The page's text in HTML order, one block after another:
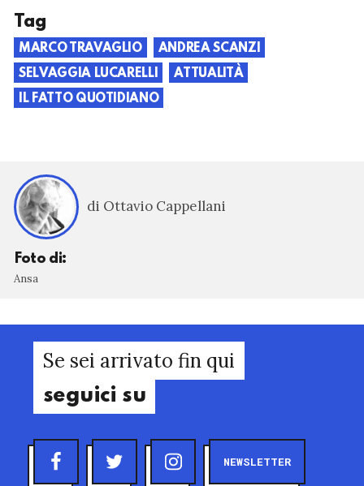
Tag
MARCO TRAVAGLIO
ANDREA SCANZI
SELVAGGIA LUCARELLI
ATTUALITÀ
IL FATTO QUOTIDIANO
di Ottavio Cappellani
Foto di:
Ansa
Se sei arrivato fin qui
seguici su
NEWSLETTER